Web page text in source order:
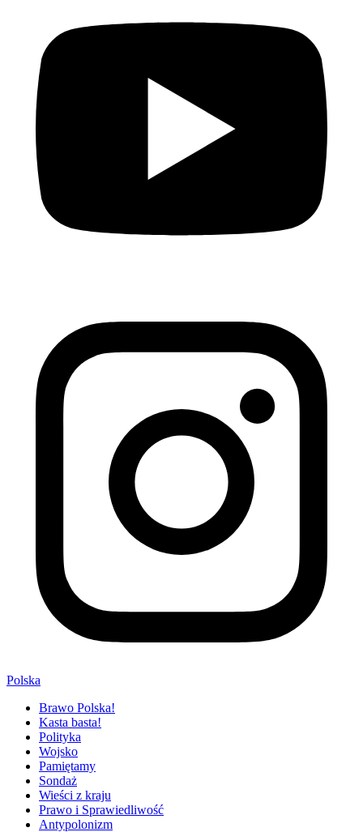
Polska
Brawo Polska!
Kasta basta!
Polityka
Wojsko
Pamiętamy
Sondaż
Wieści z kraju
Prawo i Sprawiedliwość
Antypolonizm